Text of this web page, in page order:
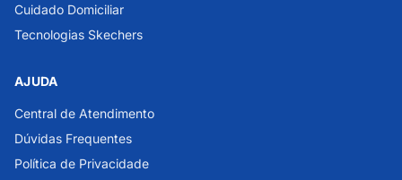
Cuidado Domiciliar
Tecnologias Skechers
AJUDA
Central de Atendimento
Dúvidas Frequentes
Política de Privacidade